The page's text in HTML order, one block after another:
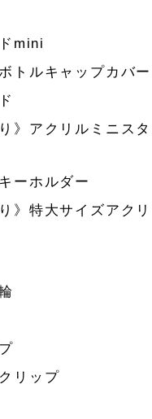
mini
トルキャップカバー
》アクリルミニスタ
ーホルダー
》特大サイズアクリ
リップ